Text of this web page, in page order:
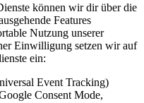
können wir dir über die
Features
Nutzung unserer
Einwilligung setzen wir auf
ein:
Event Tracking)
Consent Mode,